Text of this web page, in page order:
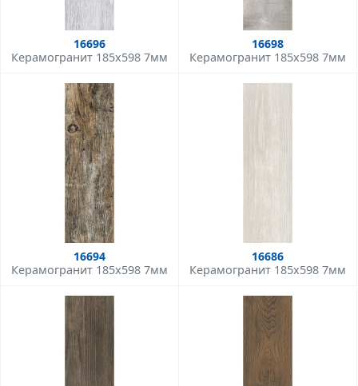
16696
Керамогранит 185x598 7мм
16698
Керамогранит 185x598 7мм
16694
Керамогранит 185x598 7мм
16686
Керамогранит 185x598 7мм